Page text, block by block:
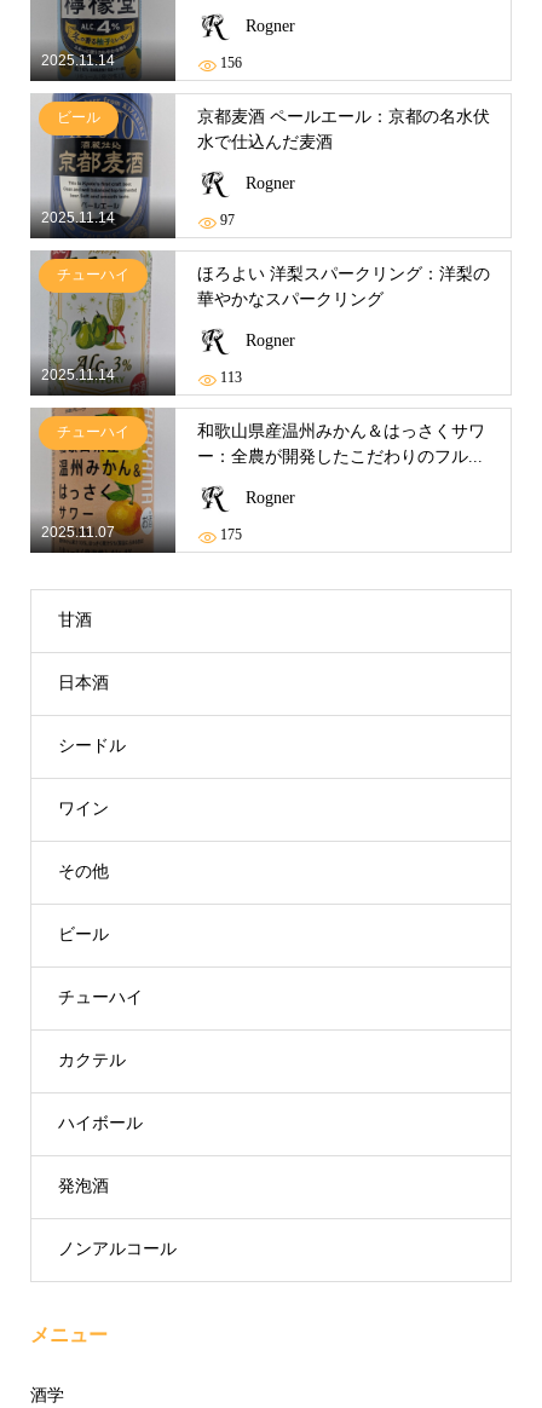
2025.11.14
Rogner
156
2025.11.14
ビール
京都麦酒 ペールエール：京都の名水伏
水で仕込んだ麦酒
Rogner
97
2025.11.14
チューハイ
ほろよい 洋梨スパークリング：洋梨の
華やかなスパークリング
Rogner
113
2025.11.07
チューハイ
和歌山県産温州みかん＆はっさくサワ
ー：全農が開発したこだわりのフル...
Rogner
175
甘酒
日本酒
シードル
ワイン
その他
ビール
チューハイ
カクテル
ハイボール
発泡酒
ノンアルコール
メニュー
酒学